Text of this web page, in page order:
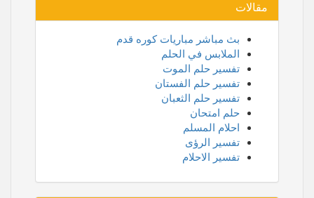
مقالات
بث مباشر مباريات كوره قدم
الملابس في الحلم
تفسير حلم الموت
تفسير حلم الفستان
تفسير حلم الثعبان
حلم امتحان
احلام المسلم
تفسير الرؤى
تفسير الاحلام